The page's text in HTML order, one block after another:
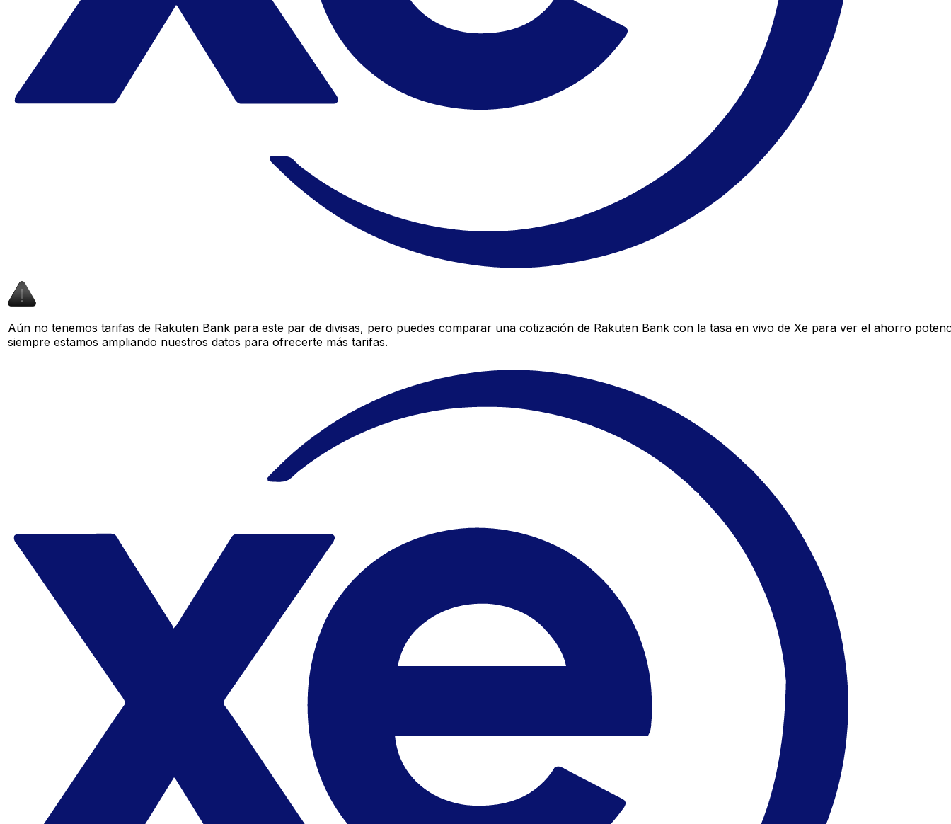
Aún no tenemos tarifas de Rakuten Bank para este par de divisas, pero puedes comparar una cotización de Rakuten Bank con la tasa en vivo de Xe para ver el ahorro
siempre estamos ampliando nuestros datos para ofrecerte más tarifas.